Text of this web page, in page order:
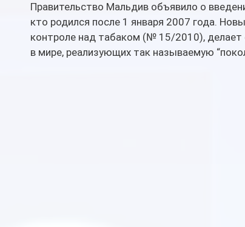
Правительство Мальдив объявило о
кто родился после 1 января 2007 года.
контроле над табаком (№ 15/2010), делает
в мире, реализующих так называемую